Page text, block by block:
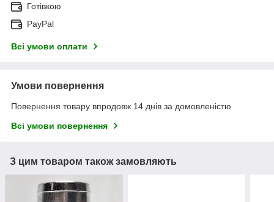
Готівкою
PayPal
Всі умови оплати
Умови повернення
Повернення товару впродовж 14 днів за домовленістю
Всі умови повернення
З цим товаром також замовляють